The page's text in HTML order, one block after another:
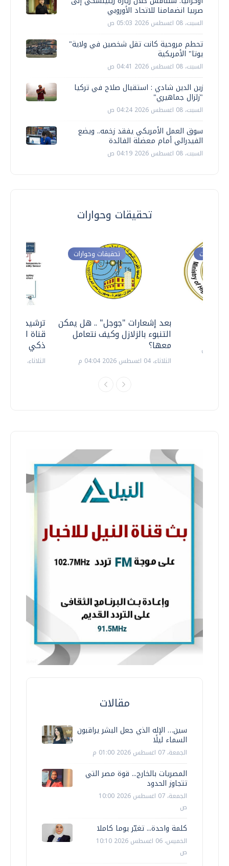
صربيا انضمامنا للاتحاد الأوروبي
السبت، 08 اغسطس 2026 05:03 ص
تحطم مروحية كانت تقل شخصين في ولاية"
يوتا" الأمريكية
السبت، 08 اغسطس 2026 04:41 ص
زين الدين شادي : استقبال صلاح في تركيا
"زلزال جماهيري"
السبت، 08 اغسطس 2026 04:24 ص
سوق العمل الأمريكي يفقد زخمه.. ويضع
الفيدرالي أمام معضلة الفائدة
السبت، 08 اغسطس 2026 04:19 ص
تحقيقات وحوارات
ترشيدا
قناة
ذكي
الثلاثاء، 14 يوليو 2026 06:11 م
تحقيقات وحوارات
بعد إشعارات "جوجل" .. هل يمكن
التنبوء بالزلازل وكيف نتعامل
معها؟
الثلاثاء، 04 اغسطس 2026 04:04 م
وحوارات
مقالات
سين… الإله الذي جعل البشر يراقبون
السماء ليلًا
الجمعة، 07 اغسطس 2026 01:00 م
المصريات بالخارج... قوة مصر التي
تتجاوز الحدود
الجمعة، 07 اغسطس 2026 10:00
ص
كلمة واحدة... تغيّر يوما كاملا
الخميس، 06 اغسطس 2026 10:10
ص